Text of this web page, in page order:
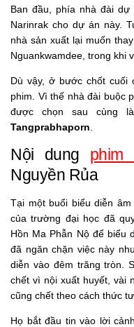
Ban đầu, phía nhà đài dự
Narinrak cho dự án này.
nhà sản xuất lại muốn
Nguankwamdee , trong khi
Dù vậy, ở bước chốt cuối
phim. Vì thế nhà đài buộc
được chọn sau cùng
Tangprabhaporn
Nội dung phim
Nguyền Rủa
Tại một buổi biểu diễn
của trường đại học đã
Hồn Ma Phẫn Nộ để biểu
đã ngăn chặn việc này
diễn vào đêm trăng tròn.
chết vì nội xuất huyết, vài
cũng chết theo cách thức
Họ bắt đầu tin vào lời